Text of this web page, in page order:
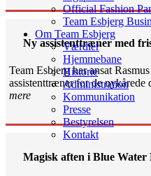
Official Fashion
Team Esbjerg
Om Team Esbjerg
Værdier
Hjemmebane
Historie
Administration
Kommunikation
Presse
Bestyrelsen
Kontakt
Ny assistenttræner med
Team Esbjerg har ansat
assistenttræner for de nykårede
mere
Magisk aften i Blue Water